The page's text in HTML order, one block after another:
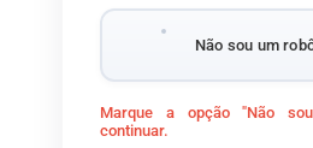
Não sou um
Marque a opção "Não
continuar.